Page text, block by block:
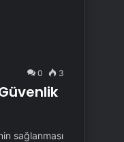
0 3
sağlanması